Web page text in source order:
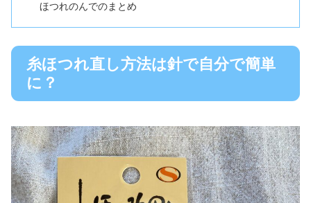
ほつれのんでのまとめ
糸ほつれ直し方法は針で自分で簡単
に？